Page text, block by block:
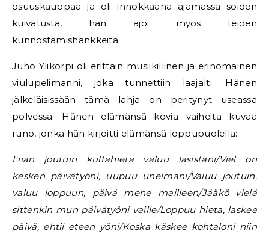
osuuskauppaa ja oli innokkaana ajamassa soiden
kuivatusta, hän ajoi myös teiden
kunnostamishankkeita.
Juho Ylikorpi oli erittäin musiikillinen ja erinomainen
viulupelimanni, joka tunnettiin laajalti. Hänen
jälkeläisissään tämä lahja on peritynyt useassa
polvessa. Hänen elämänsä kovia vaiheita kuvaa
runo, jonka hän kirjoitti elämänsä loppupuolella:
Liian joutuin kultahieta valuu lasistani/Viel on
kesken päivätyöni, uupuu unelmani/Valuu joutuin,
valuu loppuun, päivä mene mailleen/Jääkö vielä
sittenkin mun päivätyöni vaille/Loppuu hieta, laskee
päivä, ehtii eteen yöni/Koska käskee kohtaloni niin